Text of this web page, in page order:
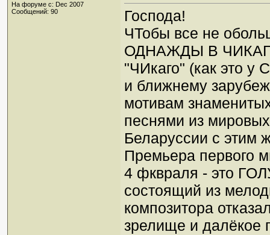
На форуме с: Dec 2007
Сообщений: 90
Господа!
ЧТобы все не
ОДНАЖДЫ В ЧИКАГО
"ЧИкаго" (как это у
и ближнему
мотивам
песнями из
Беларуссии с этим
Премьера первого
4 фквраля - это
состоящий из
композитора
зрелище и далёкое